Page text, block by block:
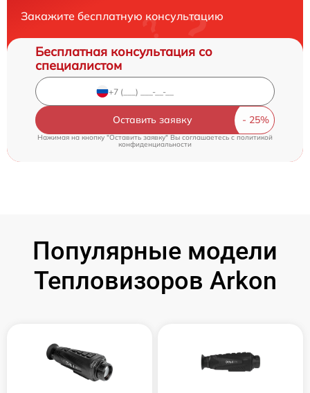
Закажите бесплатную консультацию
Бесплатная консультация со
специалистом
Оставить заявку
Нажимая на кнопку "Оставить заявку" Вы соглашаетесь c политикой
конфиденциальности
Популярные модели
Тепловизоров Arkon